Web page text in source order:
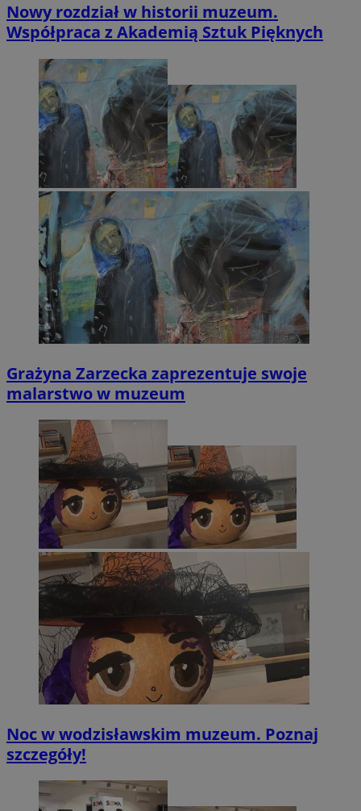
Nowy rozdział w historii muzeum.
Współpraca z Akademią Sztuk Pięknych
Grażyna Zarzecka zaprezentuje swoje
malarstwo w muzeum
Noc w wodzisławskim muzeum. Poznaj
szczegóły!